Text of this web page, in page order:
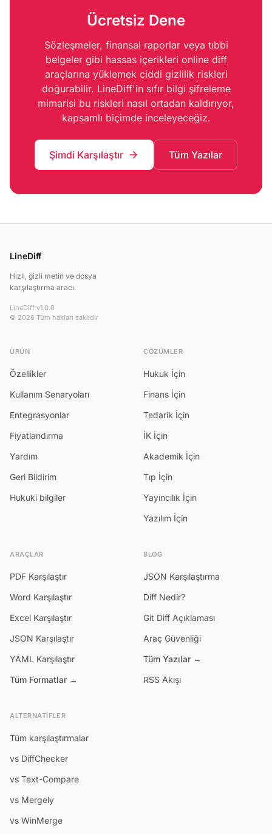
Ücretsiz Dene
Sözleşmeler, finansal raporlar veya tıbbi
belgeler gibi hassas içerikleri online diff
araçlarına yüklemek ciddi gizlilik riskleri
doğurabilir. LineDiff'in sıfır bilgi şifreleme
mimarisi bu riskleri nasıl ortadan kaldırıyor,
kapsamlı biçimde inceleyeceğiz.
Şimdi Karşılaştır arrow_forward Tüm Yazılar
LineDiff
Hızlı, gizli metin ve dosya
karşılaştırma aracı.
LineDiff v1.0.0
© 2026 Tüm hakları saklıdır
ÜRÜN
Özellikler
Kullanım Senaryoları
Entegrasyonlar
Fiyatlandırma
Yardım
Geri Bildirim
Hukuki bilgiler
ÇÖZÜMLER
Hukuk İçin
Finans İçin
Tedarik İçin
İK İçin
Akademik İçin
Tıp İçin
Yayıncılık İçin
Yazılım İçin
ARAÇLAR
PDF Karşılaştır
Word Karşılaştır
Excel Karşılaştır
JSON Karşılaştır
YAML Karşılaştır
Tüm Formatlar →
BLOG
JSON Karşılaştırma
Diff Nedir?
Git Diff Açıklaması
Araç Güvenliği
Tüm Yazılar →
RSS Akışı
ALTERNATIFLER
Tüm karşılaştırmalar
vs DiffChecker
vs Text-Compare
vs Mergely
vs WinMerge